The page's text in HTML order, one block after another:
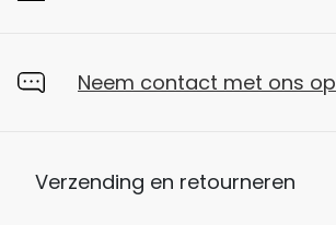
Neem contact met ons op
Verzending en retourneren